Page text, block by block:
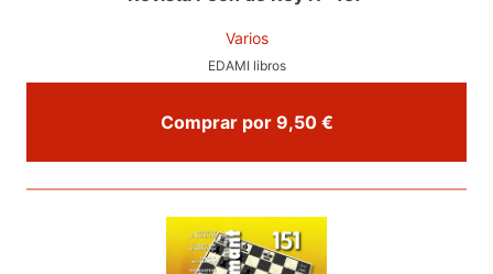
Varios
EDAMI libros
Comprar por 9,50 €